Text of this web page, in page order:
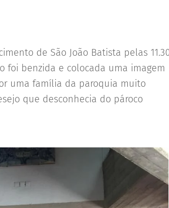
de São João Batista pelas
foi benzida e colocada uma imagem
uma família da paroquia muito
que desconhecia do pároco